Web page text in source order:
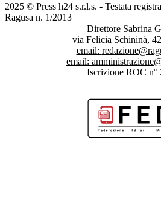
2025 © Press h24 s.r.l.s. - Testata
Ragusa n. 1/2013
Direttore Sabrina
via Felicia Schininà,
email:
email:
Iscrizione ROC n°